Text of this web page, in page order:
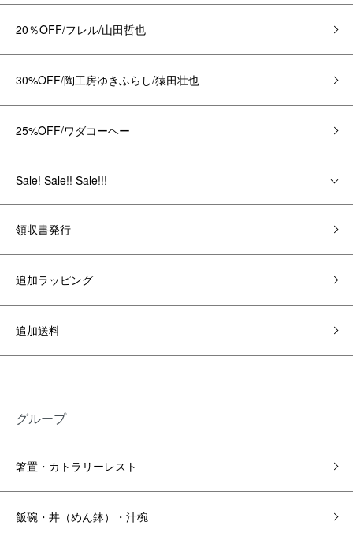
20％OFF/フレル/山田哲也
30%OFF/陶工房ゆきふらし/猿田壮也
25%OFF/ワダコーヘー
Sale! Sale!! Sale!!!
領収書発行
追加ラッピング
追加送料
グループ
箸置・カトラリーレスト
飯碗・丼（めん鉢）・汁椀